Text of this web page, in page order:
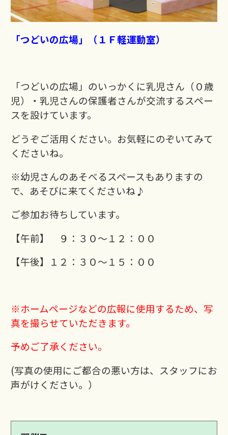
「つどいの広場」（１Ｆ軽運動室）
「つどいの広場」のいっかくに乳児さん（０歳
児）・乳児さんの保護者さんが交流するスペー
スを設けています。
どうぞご活用ください。 お気軽にのぞいてみて
くださいね。
※幼児さんのあそべるスペースもありますの
で、あそびに来てくださいね♪
ご参加お待ちしています。
【午前】 ９：３０～１２：００
【午後】１２：３０～１５：００
※ホームページなどの広報に使用するため、写
真を撮らせていただきます。
予めご了承ください。
(写真の使用にご都合の悪い方は、スタッフにお
声がけください。）